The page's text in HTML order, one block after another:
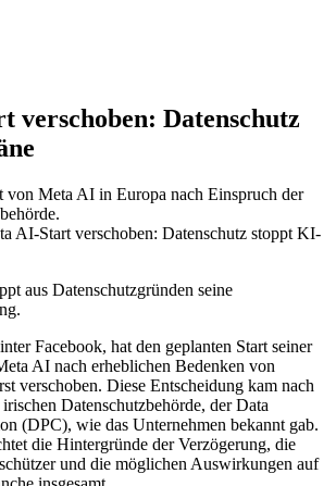
verschoben: Datenschutz
von Meta AI in Europa nach Einspruch der
AI-Start verschoben: Datenschutz stoppt KI-
Facebook, hat den geplanten Start seiner
AI nach erheblichen Bedenken von
verschoben. Diese Entscheidung kam nach
Datenschutzbehörde, der Data
(DPC), wie das Unternehmen bekannt gab.
die Hintergründe der Verzögerung, die
und die möglichen Auswirkungen auf